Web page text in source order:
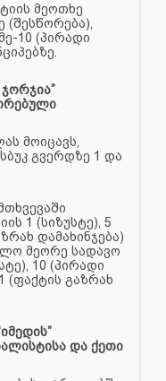
მეოთხე
(შესწორება),
10 (პირადი
მოიცავს,
გვერდზე 1 და
1 (სიზუსტე), 5
დამახინჯება)
მეორე სადავო
10 (პირადი
(ფაქტის გაზრახ
და ქეთი